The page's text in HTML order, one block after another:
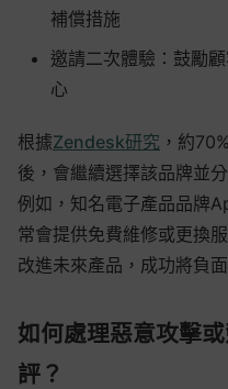
補償措施
邀請二次體驗：鼓勵
心
根據Zendesk研究 ，約
後，會繼續選擇該品牌並
例如，知名電子產品品牌
常會提供免費維修或更換
改進未來產品，成功將負
如何處理惡意攻擊
評？